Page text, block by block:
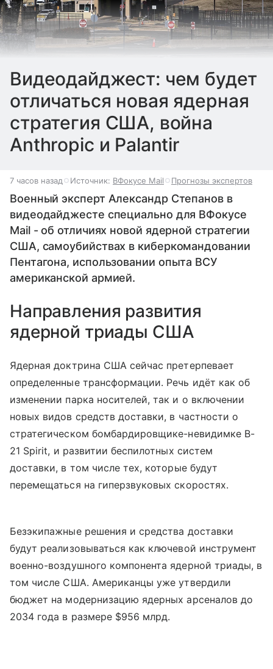
Видеодайджест: чем будет
отличаться новая ядерная
стратегия США, война
Anthropic и Palantir
7 часов назад Источник: ВФокусе Mail Прогнозы экспертов
Военный эксперт Александр Степанов в
видеодайджесте специально для ВФокусе
Mail - об отличиях новой ядерной стратегии
США, самоубийствах в киберкомандовании
Пентагона, использовании опыта ВСУ
американской армией.
Направления развития
ядерной триады США
Ядерная доктрина США сейчас претерпевает
определенные трансформации. Речь идёт как об
изменении парка носителей, так и о включении
новых видов средств доставки, в частности о
стратегическом бомбардировщике-невидимке B-
21 Spirit, и развитии беспилотных систем
доставки, в том числе тех, которые будут
перемещаться на гиперзвуковых скоростях.
Безэкипажные решения и средства доставки
будут реализовываться как ключевой инструмент
военно-воздушного компонента ядерной триады, в
том числе США. Американцы уже утвердили
бюджет на модернизацию ядерных арсеналов до
2034 года в размере $956 млрд.